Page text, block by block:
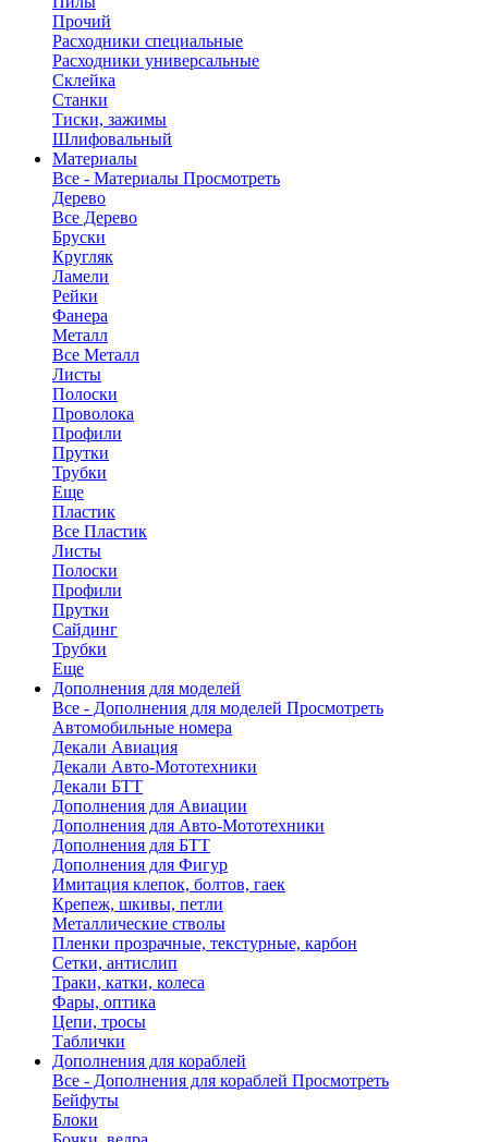
Прочий
Расходники специальные
Расходники универсальные
Склейка
Станки
Тиски, зажимы
Шлифовальный
Материалы
Все - Материалы Просмотреть
Дерево
Все Дерево
Бруски
Кругляк
Ламели
Рейки
Фанера
Металл
Все Металл
Листы
Полоски
Проволока
Профили
Прутки
Трубки
Еще
Пластик
Все Пластик
Листы
Полоски
Профили
Прутки
Сайдинг
Трубки
Еще
Дополнения для моделей
Все - Дополнения для моделей Просмотреть
Автомобильные номера
Декали Авиация
Декали Авто-Мототехники
Декали БТТ
Дополнения для Авиации
Дополнения для Авто-Мототехники
Дополнения для БТТ
Дополнения для Фигур
Имитация клепок, болтов, гаек
Крепеж, шкивы, петли
Металлические стволы
Пленки прозрачные, текстурные, карбон
Сетки, антислип
Траки, катки, колеса
Фары, оптика
Цепи, тросы
Таблички
Дополнения для кораблей
Все - Дополнения для кораблей Просмотреть
Бейфуты
Блоки